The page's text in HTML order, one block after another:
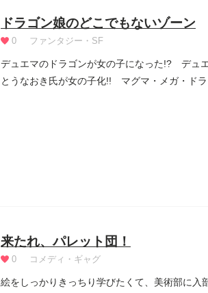
ドラゴン娘のどこでもないゾーン
0 ファンタジー・SF
デュエマのドラゴンが女の子になった!? デュ
とうなおき氏が女の子化!! マグマ・メガ・ド
来たれ、パレット団！
0 コメディ・ギャグ
絵をしっかりきっちり学びたくて、美術部に